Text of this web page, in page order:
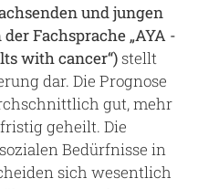
und jungen
Fachsprache „AYA -
with cancer“)stellt
dar. Die Prognose
gut, mehr
geheilt. Die
Bedürfnisse in
sich wesentlich